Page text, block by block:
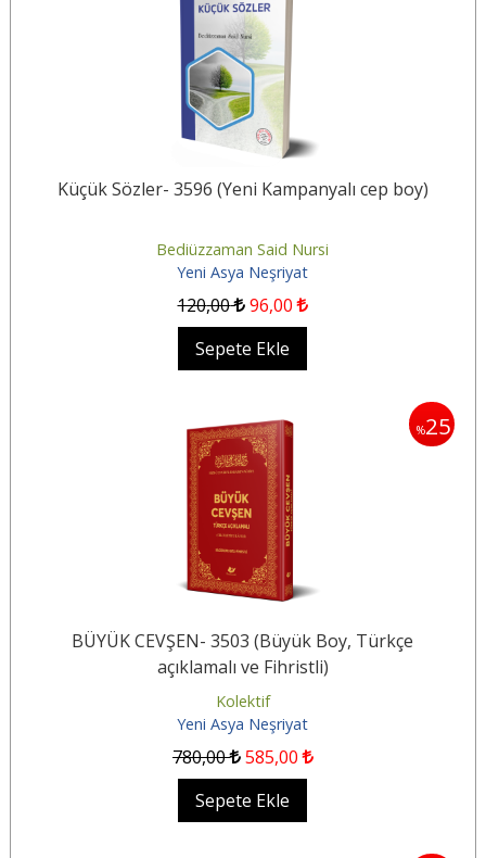
Küçük Sözler- 3596 (Yeni Kampanyalı cep boy)
Bediüzzaman Said Nursi
Yeni Asya Neşriyat
120,00 96,00
Sepete Ekle
%25
BÜYÜK CEVŞEN- 3503 (Büyük Boy, Türkçe
açıklamalı ve Fihristli)
Kolektif
Yeni Asya Neşriyat
780,00 585,00
Sepete Ekle